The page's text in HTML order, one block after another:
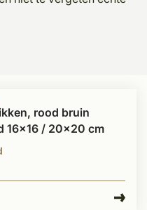
rood bruin
16x16 / 20x20 cm